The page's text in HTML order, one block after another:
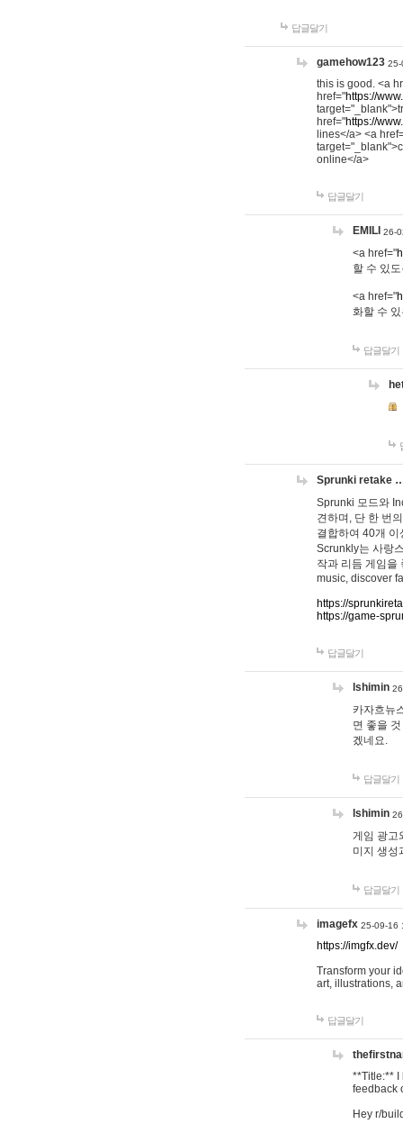
답글달기
gamehow123 25-
this is good. <a
href="https://
href="https://
lines</a> <a
online</a>
답글달기
EMILI 26-
<a href="
할 수 있
<a href="
화할 수
답글달기
Sprunki retake
Sprunki 모드와
견하며, 단 한 번
결합하여 40개
Scrunkly는 사랑
작과 리듬 게임을
music, discover
https://
https://game-
답글달기
lshimin
카자흐뉴
면 좋을
겠네요.
답글달기
lshimin
게임 광고
미지 생성
답글달기
imagefx 25-09-16
https://imgfx.dev/
Transform your
art, illustrations,
답글달기
**Title:** I
feedback
Hey r/